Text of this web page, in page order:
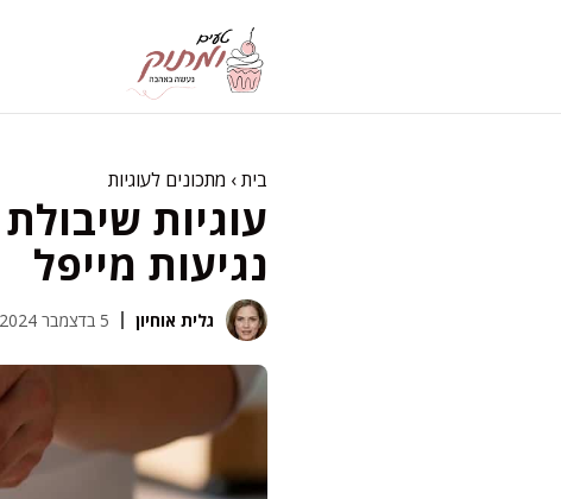
בית› מתכונים לעוגיות
עוגיות
נגיעות מייפל
גלית אוחיון 5 בדצמבר 2024